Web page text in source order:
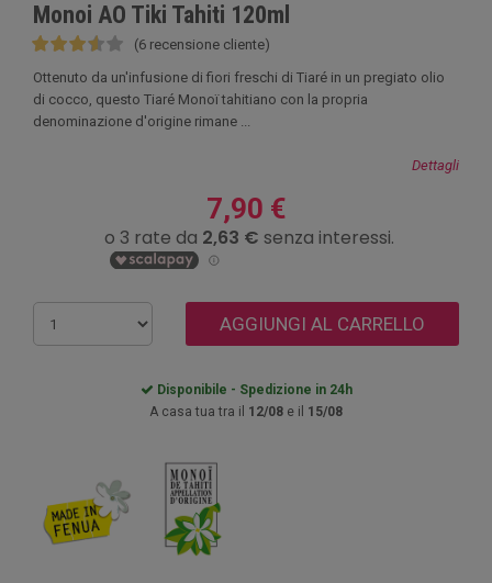
Monoi AO Tiki Tahiti 120ml
(6 recensione cliente)
Ottenuto da un'infusione di fiori freschi di Tiaré in un pregiato olio
di cocco, questo Tiaré Monoï tahitiano con la propria
denominazione d'origine rimane ...
Dettagli
7,90 €
AGGIUNGI AL CARRELLO
Disponibile - Spedizione in 24h
A casa tua tra il 12/08 e il 15/08